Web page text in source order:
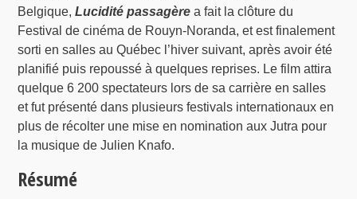
Belgique,Lucidité passagère a fait la clôture du
Festival de cinéma de Rouyn-Noranda, et est finalement
sorti en salles au Québec l’hiver suivant, après avoir été
planifié puis repoussé à quelques reprises. Le film attira
quelque 6 200 spectateurs lors de sa carrière en salles
et fut présenté dans plusieurs festivals internationaux en
plus de récolter une mise en nomination aux Jutra pour
la musique de Julien Knafo.
Résumé